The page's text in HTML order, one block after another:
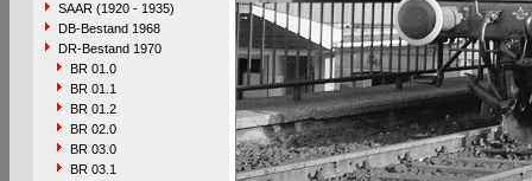
SAAR (1920 - 1935)
DB-Bestand 1968
DR-Bestand 1970
BR 01.0
BR 01.1
BR 01.2
BR 02.0
BR 03.0
BR 03.1